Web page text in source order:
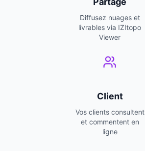
Diffusez nuages et
livrables via IZItopo
Viewer
Client
Vos clients consultent
et commentent en
ligne